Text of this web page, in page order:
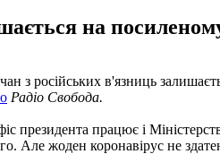
на
з російських в'язниць
Радіо Свобода.
працює і
Але жоден коронавірус не